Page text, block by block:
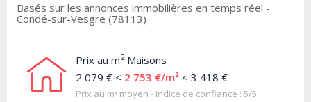
Basés sur les annonces immobilières en temps réel -
Condé-sur-Vesgre (78113)
Prix au m2Maisons
2 079 € < 2 753 €/m² < 3 418 €
Prix au m² moyen - Indice de confiance : 5/5